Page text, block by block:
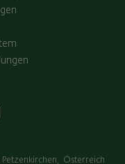
Petzenkirchen, Österreich